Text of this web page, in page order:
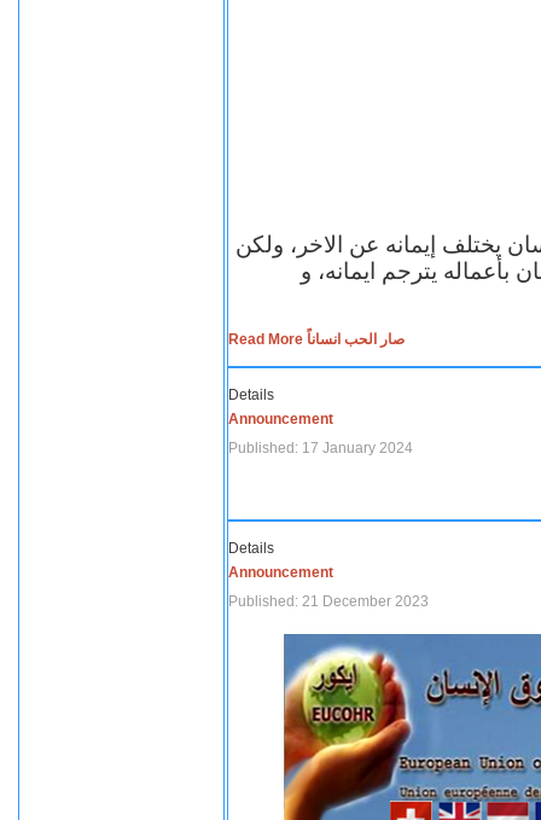
يختلف إيمانه عن الاخر، ولكن
بأعماله يترجم ايمانه، و
Read More صار الحب انساناً
Details
Announcement
Published: 17 January 2024
Details
Announcement
Published: 21 December 2023